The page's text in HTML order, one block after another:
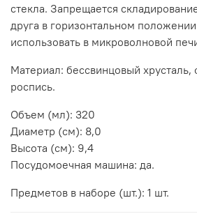
стекла. Запрещается
друга в горизонтальном
использовать в микроволновой
Материал: бессвинцовый хрусталь,
роспись.
Объем (мл): 320
Диаметр (см): 8,0
Высота (см): 9,4
Посудомоечная машина: да.
Предметов в наборе (шт.): 1 шт.